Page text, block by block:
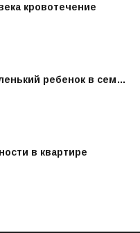
кровотечение
ребенок в сем…
в квартире